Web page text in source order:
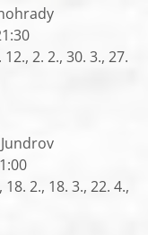
2. 2., 30. 3., 27.
2., 18. 3., 22. 4.,